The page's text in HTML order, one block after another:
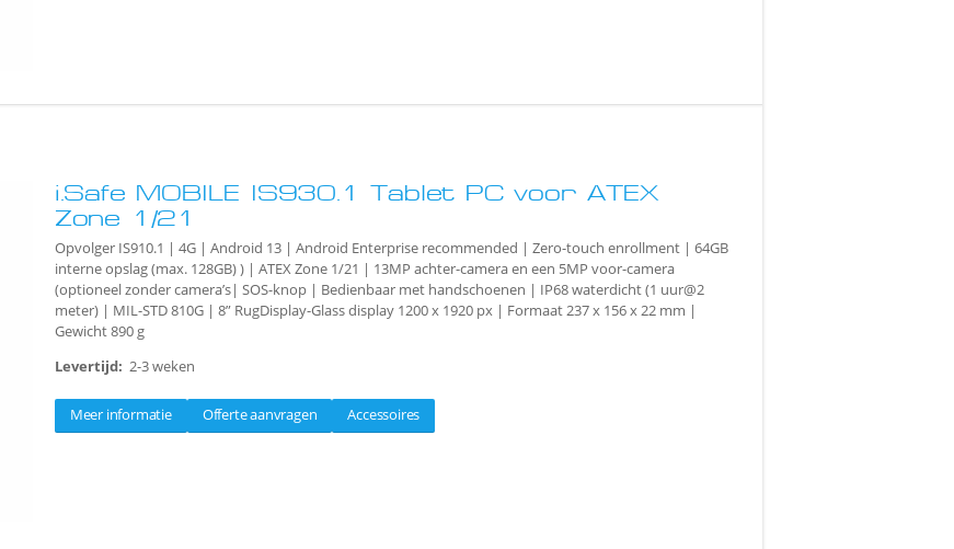
i.Safe MOBILE IS930.1 Tablet PC voor ATEX
Zone 1/21
Opvolger IS910.1 | 4G | Android 13 | Android Enterprise recommended | Zero-touch enrollment | 64GB
interne opslag (max. 128GB) ) | ATEX Zone 1/21 | 13MP achter-camera en een 5MP voor-camera
(optioneel zonder camera’s| SOS-knop | Bedienbaar met handschoenen | IP68 waterdicht (1 uur@2
meter) | MIL-STD 810G | 8” RugDisplay-Glass display 1200 x 1920 px | Formaat 237 x 156 x 22 mm |
Gewicht 890 g
Levertijd: 2-3 weken
Meer informatie Offerte aanvragen Accessoires